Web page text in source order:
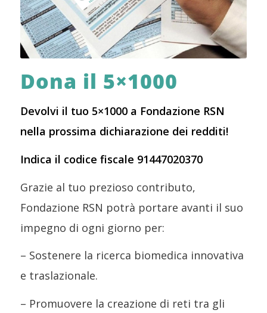
Dona il 5×1000
Devolvi il tuo 5×1000 a Fondazione RSN
nella prossima dichiarazione dei redditi!
Indica il codice fiscale 91447020370
Grazie al tuo prezioso contributo,
Fondazione RSN potrà portare avanti il suo
impegno di ogni giorno per:
– Sostenere la ricerca biomedica innovativa
e traslazionale.
– Promuovere la creazione di reti tra gli